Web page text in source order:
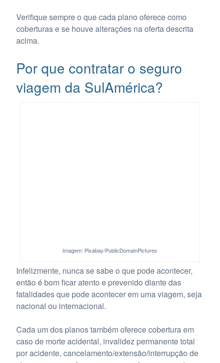
Verifique sempre o que cada plano oferece como
coberturas e se houve alterações na oferta descrita
acima.
Por que contratar o seguro
viagem da SulAmérica?
Imagem: Pixabay/PublicDomainPictures
Infelizmente, nunca se sabe o que pode acontecer,
então é bom ficar atento e prevenido diante das
fatalidades que pode acontecer em uma viagem, seja
nacional ou internacional.
Cada um dos planos também oferece cobertura em
caso de morte acidental, invalidez permanente total
por acidente, cancelamento/extensão/interrupção de